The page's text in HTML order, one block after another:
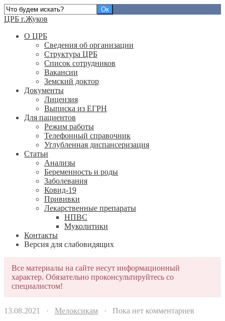
ЦРБ г.Жуков
О ЦРБ
Сведения об организации
Структура ЦРБ
Список сотрудников
Вакансии
Земский доктор
Документы
Лицензия
Выписка из ЕГРН
Для пациентов
Режим работы
Телефонный справочник
Углубленная диспансеризация
Статьи
Анализы
Беременность и роды
Заболевания
Ковид-19
Прививки
Лекарственные препараты
НПВС
Муколитики
Контакты
Версия для слабовидящих
Все материалы на сайте несут информационный
характер. Обязательно проконсультируйтесь со
специалистом!
13.08.2021 · Мелоксикам · Пока нет комментариев